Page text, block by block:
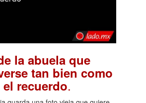
la abuela que
tan bien como
el recuerdo.